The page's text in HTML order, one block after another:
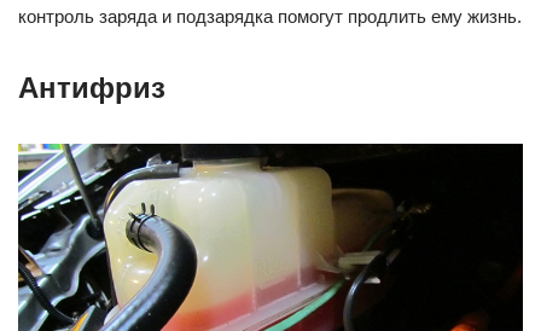
контроль заряда и подзарядка помогут продлить ему жизнь.
Антифриз